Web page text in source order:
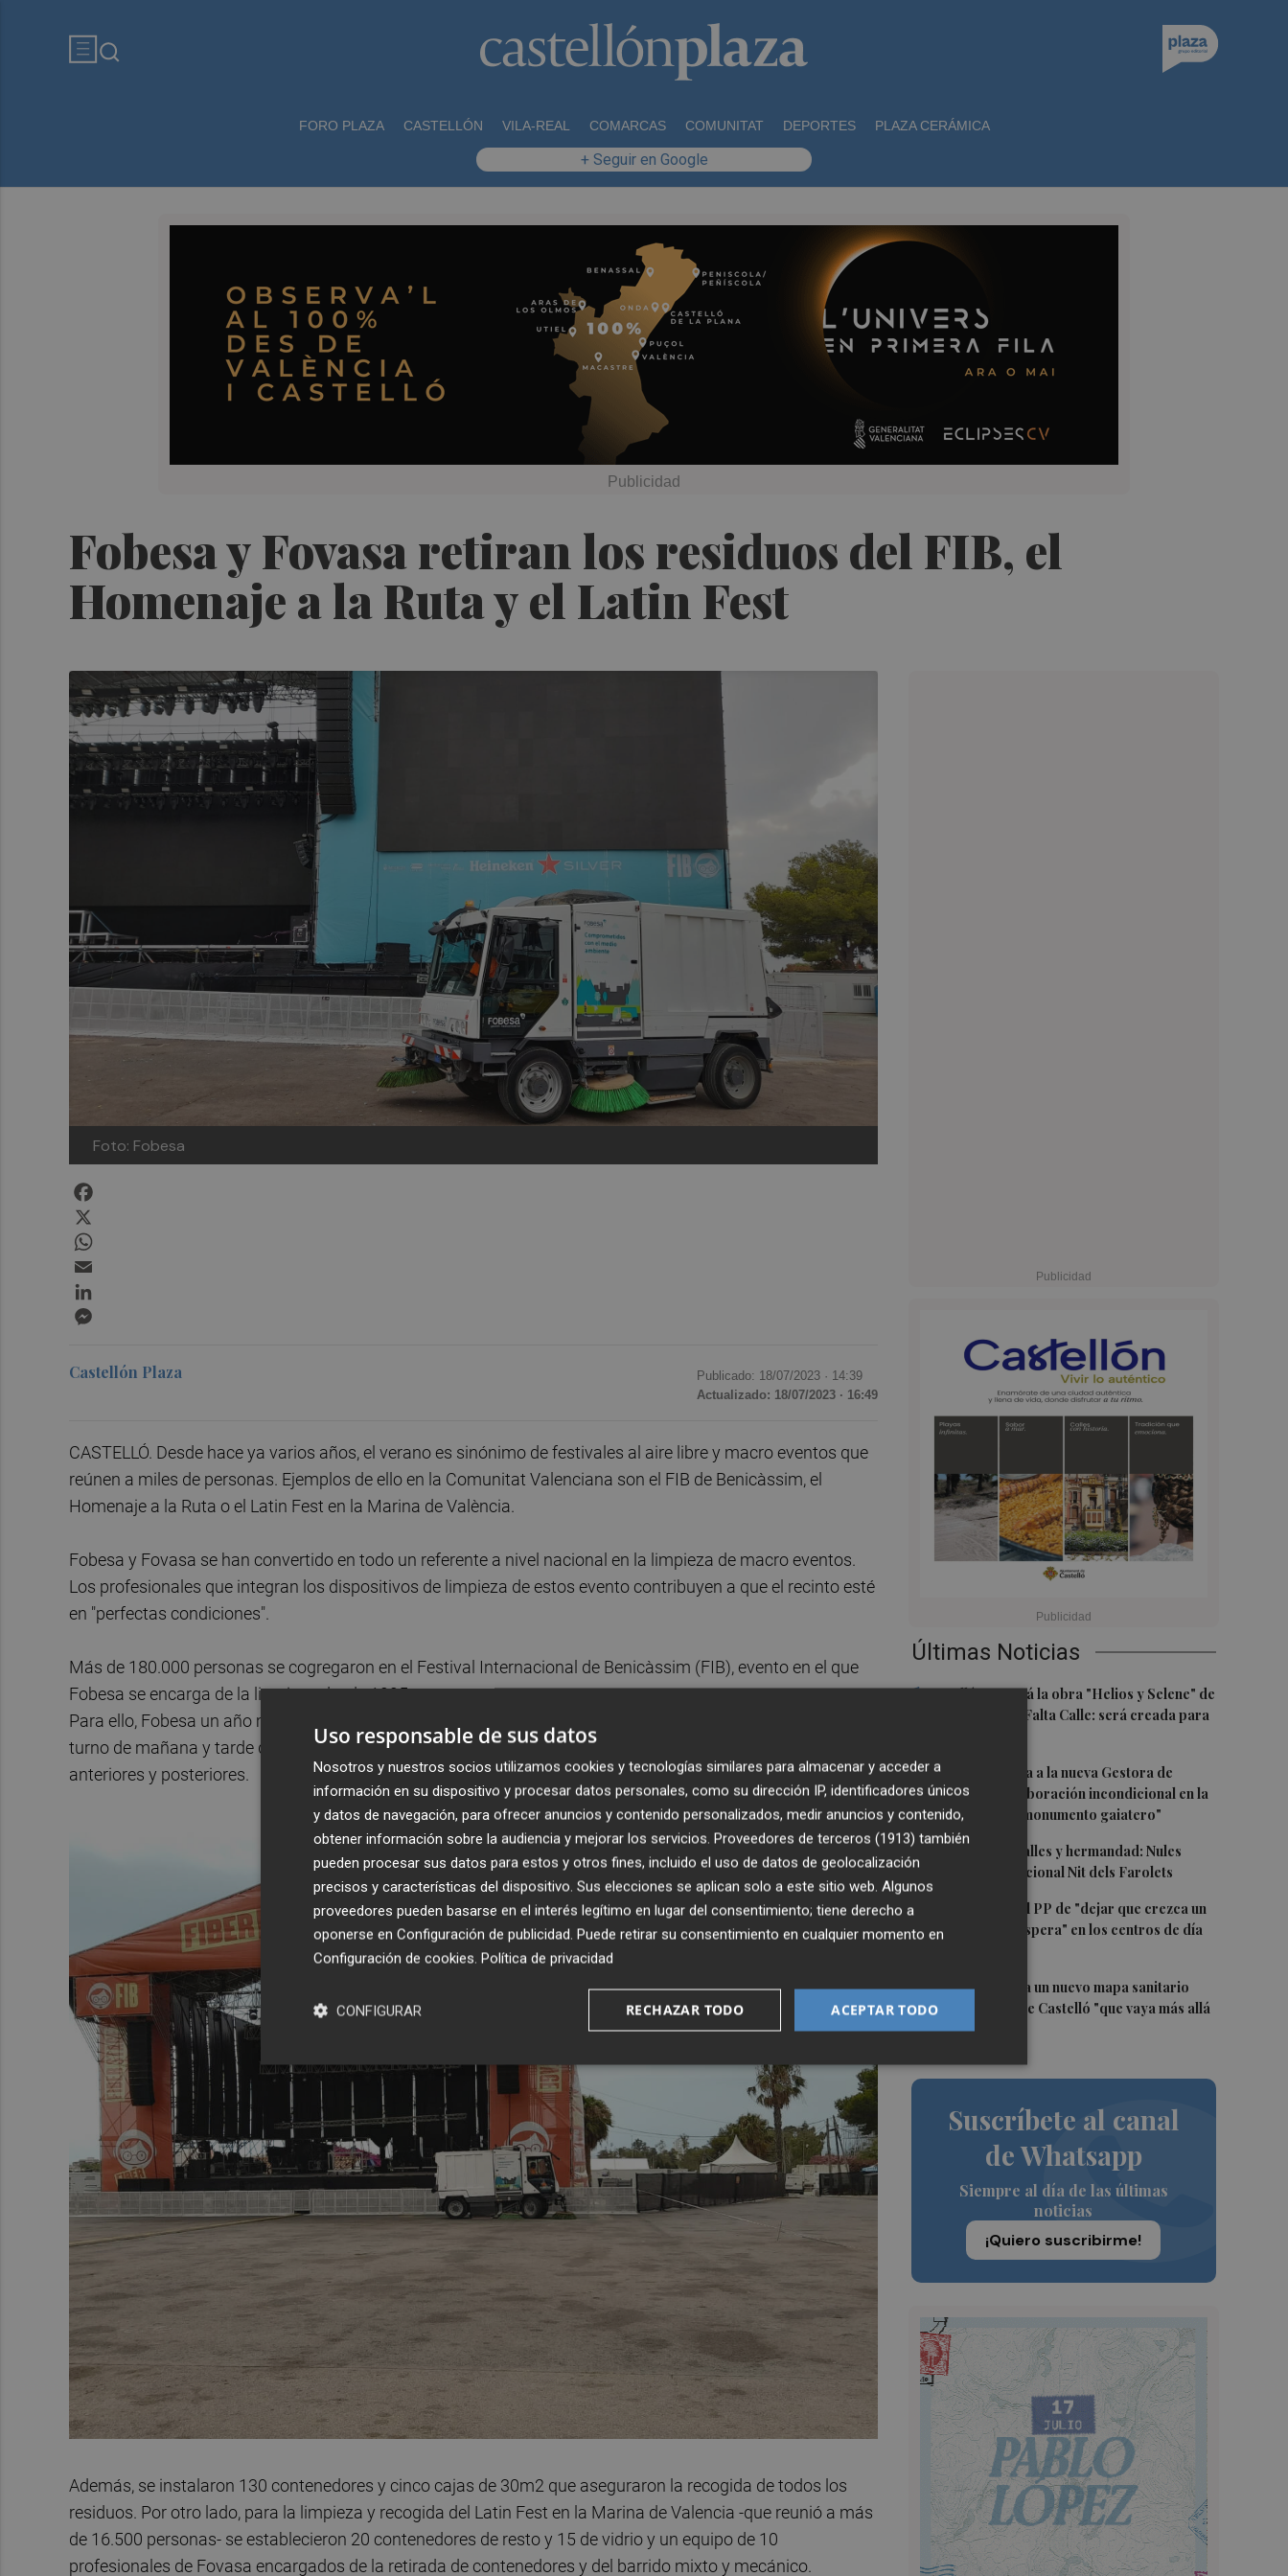
FORO PLAZA CASTELLÓN VILA-REAL COMARCAS COMUNITAT DEPORTES PLAZA CERÁMICA
+ Seguir en Google
Fobesa y Fovasa retiran los residuos del FIB, el
Homenaje a la Ruta y el Latin Fest
Foto: Fobesa
Últimas Noticias
1Castelló acogerá la obra "Helios y Selene" de
la compañía Te Falta Calle: será creada para
2Castelló traslada a la nueva Gestora de
Gaiates su "colaboración incondicional en la
promoción del monumento gaiatero"
3 Talleres, pasacalles y hermandad: Nules
celebra su tradicional Nit dels Farolets
4
El PSPV acusa al PP de "dejar que crezca un
31 % la lista de espera" en los centros de día
5El PSPV reclama un nuevo mapa sanitario
para la ciudad de Castelló "que vaya más allá
de parches"
Suscríbete al canal
de Whatsapp
Siempre al día de las últimas
noticias
¡Quiero suscribirme!
Castellón Plaza Publicado: 18/07/2023 · 14:39
Actualizado: 18/07/2023 · 16:49
CASTELLÓ. Desde hace ya varios años, el verano es sinónimo de festivales al aire libre y macro eventos que
reúnen a miles de personas. Ejemplos de ello en la Comunitat Valenciana son el FIB de Benicàssim, el
Homenaje a la Ruta o el Latin Fest en la Marina de València.
Fobesa y Fovasa se han convertido en todo un referente a nivel nacional en la limpieza de macro eventos.
Los profesionales que integran los dispositivos de limpieza de estos evento contribuyen a que el recinto esté
en "perfectas condiciones".
Más de 180.000 personas se cogregaron en el Festival Internacional de Benicàssim (FIB), evento en el que
Fobesa se encarga de la limpieza desde 1995.
Para ello, Fobesa un año más desplegó un amplio dispositivo compuesto un equipo de siete personas en
turno de mañana y tarde durante todos los días del evento, además de tres personas en refuerzo los días
anteriores y posteriores.
Además, se instalaron 130 contenedores y cinco cajas de 30m2 que aseguraron la recogida de todos los
residuos. Por otro lado, para la limpieza y recogida del Latin Fest en la Marina de Valencia -que reunió a más
de 16.500 personas- se establecieron 20 contenedores de resto y 15 de vidrio y un equipo de 10
profesionales de Fovasa encargados de la retirada de contenedores y del barrido mixto y mecánico.
Uso responsable de sus datos
Nosotros y nuestros socios utilizamos cookies y tecnologías similares para almacenar y acceder a
información en su dispositivo y procesar datos personales, como su dirección IP, identificadores únicos
y datos de navegación, para ofrecer anuncios y contenido personalizados, medir anuncios y contenido,
obtener información sobre la audiencia y mejorar los servicios. Proveedores de terceros (1913) también
pueden procesar sus datos para estos y otros fines, incluido el uso de datos de geolocalización
precisos y características del dispositivo. Sus elecciones se aplican solo a este sitio web. Algunos
proveedores pueden basarse en el interés legítimo en lugar del consentimiento; tiene derecho a
oponerse en Configuración de publicidad. Puede retirar su consentimiento en cualquier momento en
Configuración de cookies. Política de privacidad
ACEPTAR TODO
RECHAZAR TODO
CONFIGURAR